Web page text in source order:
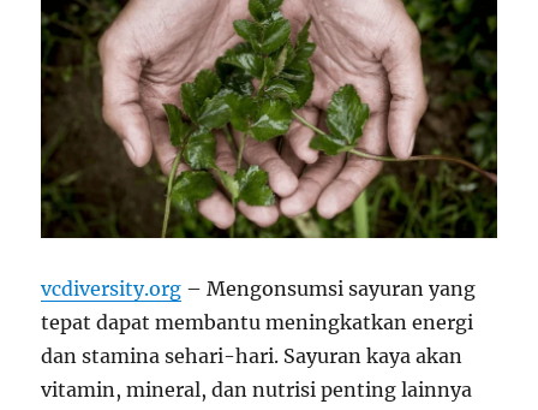
vcdiversity.org – Mengonsumsi sayuran yang
tepat dapat membantu meningkatkan energi
dan stamina sehari-hari. Sayuran kaya akan
vitamin, mineral, dan nutrisi penting lainnya